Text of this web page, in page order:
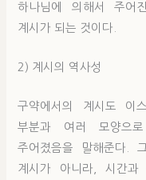
하나님에 의해서 주어
계시가 되는 것이다.
2) 계시의 역사성
구약에서의 계시도 이
부분과 여러 모양으
주어졌음을 말해준다.
계시가 아니라, 시간